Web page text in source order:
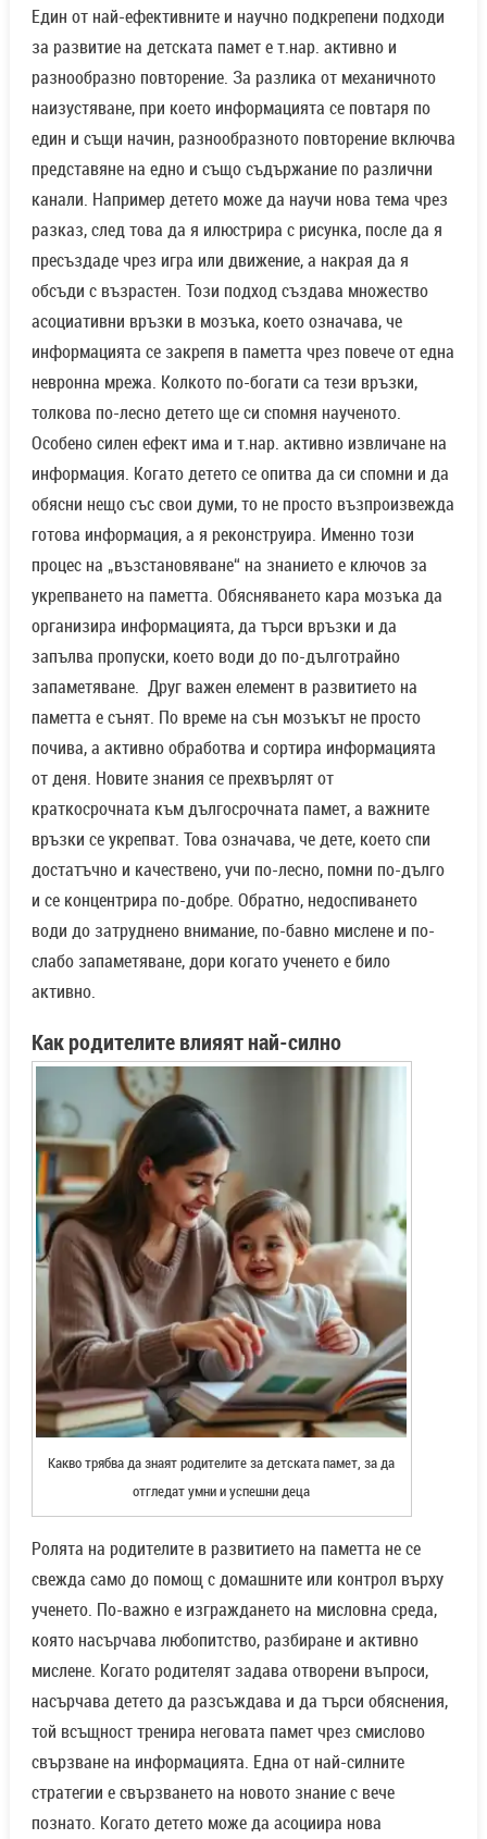
Един от най-ефективните и научно подкрепени подходи
за развитие на детската памет е т.нар. активно и
разнообразно повторение. За разлика от механичното
наизустяване, при което информацията се повтаря по
един и същи начин, разнообразното повторение включва
представяне на едно и също съдържание по различни
канали. Например детето може да научи нова тема чрез
разказ, след това да я илюстрира с рисунка, после да я
пресъздаде чрез игра или движение, а накрая да я
обсъди с възрастен. Този подход създава множество
асоциативни връзки в мозъка, което означава, че
информацията се закрепя в паметта чрез повече от една
невронна мрежа. Колкото по-богати са тези връзки,
толкова по-лесно детето ще си спомня наученото.
Особено силен ефект има и т.нар. активно извличане на
информация. Когато детето се опитва да си спомни и да
обясни нещо със свои думи, то не просто възпроизвежда
готова информация, а я реконструира. Именно този
процес на „възстановяване“ на знанието е ключов за
укрепването на паметта. Обясняването кара мозъка да
организира информацията, да търси връзки и да
запълва пропуски, което води до по-дълготрайно
запаметяване. Друг важен елемент в развитието на
паметта е сънят. По време на сън мозъкът не просто
почива, а активно обработва и сортира информацията
от деня. Новите знания се прехвърлят от
краткосрочната към дългосрочната памет, а важните
връзки се укрепват. Това означава, че дете, което спи
достатъчно и качествено, учи по-лесно, помни по-дълго
и се концентрира по-добре. Обратно, недоспиването
води до затруднено внимание, по-бавно мислене и по-
слабо запаметяване, дори когато ученето е било
активно.
Как родителите влияят най-силно
Какво трябва да знаят родителите за детската памет, за да
отгледат умни и успешни деца
Ролята на родителите в развитието на паметта не се
свежда само до помощ с домашните или контрол върху
ученето. По-важно е изграждането на мисловна среда,
която насърчава любопитство, разбиране и активно
мислене. Когато родителят задава отворени въпроси,
насърчава детето да разсъждава и да търси обяснения,
той всъщност тренира неговата памет чрез смислово
свързване на информацията. Една от най-силните
стратегии е свързването на новото знание с вече
познато. Когато детето може да асоциира нова